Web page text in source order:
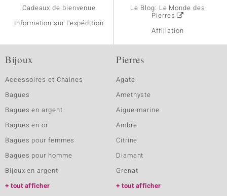
Cadeaux de bienvenue
Information sur l'expédition
Le Blog: Le Monde des
Pierres
Affiliation
Bijoux
Accessoires et Chaines
Bagues
Bagues en argent
Bagues en or
Bagues pour femmes
Bagues pour homme
Bijoux en argent
tout afficher
Pierres
Agate
Amethyste
Aigue-marine
Ambre
Citrine
Diamant
Grenat
tout afficher